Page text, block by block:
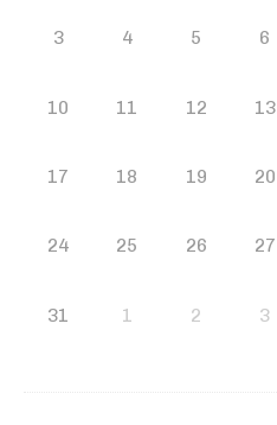
3 4 5 6
10 11 12 13
17 18 19 20
24 25 26 27
31 1 2 3